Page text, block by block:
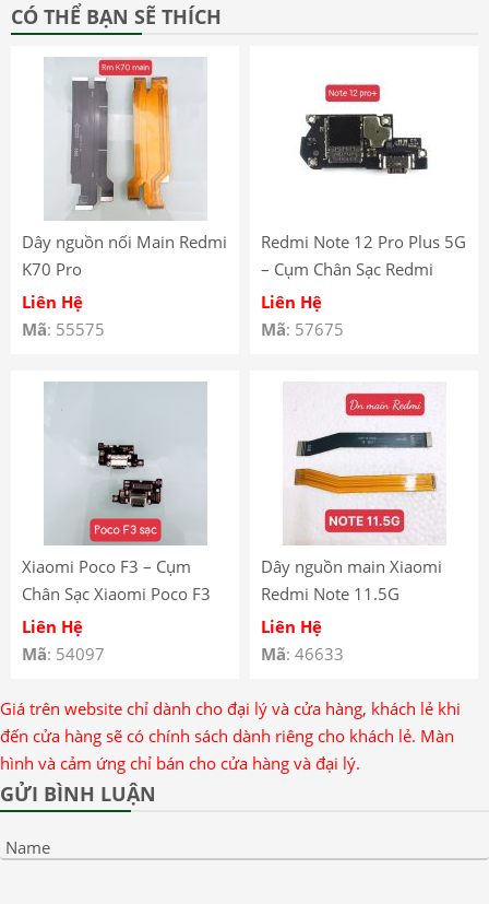
CÓ THỂ BẠN SẼ THÍCH
Dây nguồn nối Main Redmi
K70 Pro
Liên Hệ
Mã: 55575
Redmi Note 12 Pro Plus 5G
– Cụm Chân Sạc Redmi
Note 12 Pro+ 5G
22101316UCP,
Liên Hệ
Mã: 57675
Xiaomi Poco F3 – Cụm
Chân Sạc Xiaomi Poco F3
Liên Hệ
Mã: 54097
Dây nguồn main Xiaomi
Redmi Note 11.5G
Liên Hệ
Mã: 46633
Giá trên website chỉ dành cho đại lý và cửa hàng, khách lẻ khi
đến cửa hàng sẽ có chính sách dành riêng cho khách lẻ. Màn
hình và cảm ứng chỉ bán cho cửa hàng và đại lý.
GỬI BÌNH LUẬN
Name